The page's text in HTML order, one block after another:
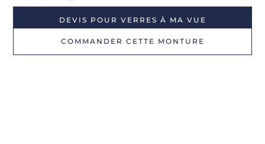
DEVIS POUR VERRES À MA VUE
COMMANDER CETTE MONTURE